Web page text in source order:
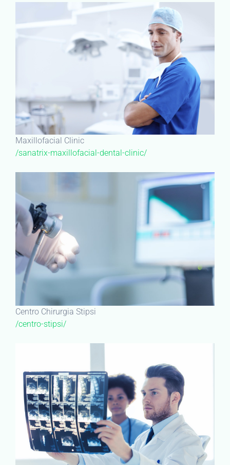
Maxillofacial Clinic
/sanatrix-maxillofacial-dental-clinic/
Centro Chirurgia Stipsi
/centro-stipsi/